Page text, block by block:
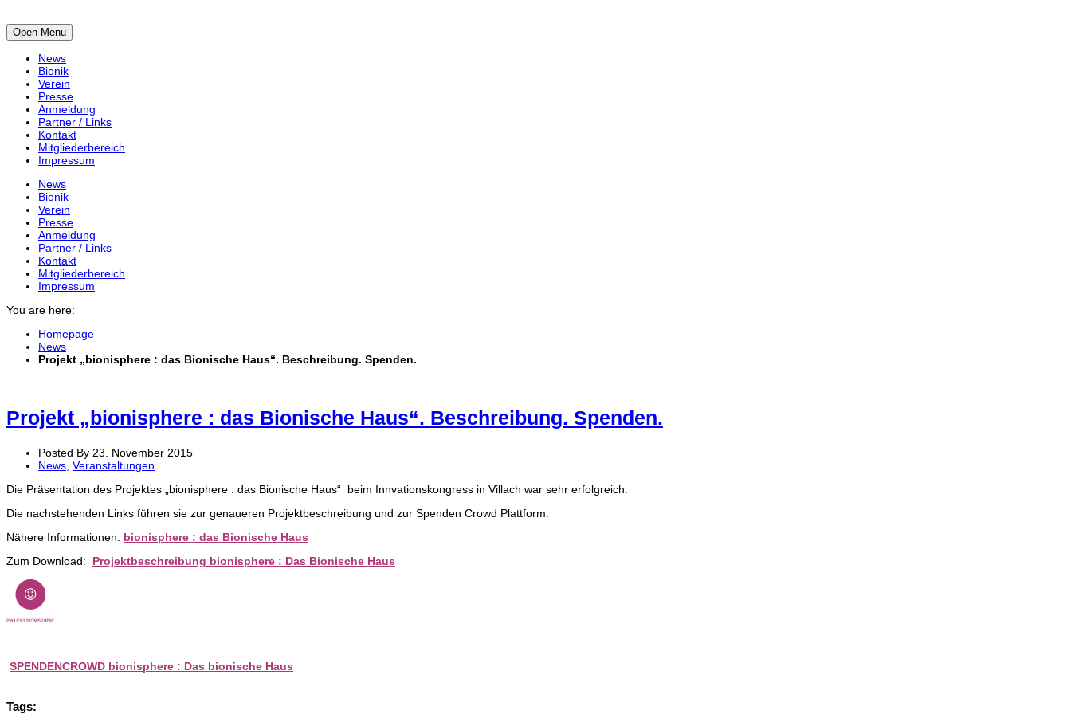
Open Menu
News
Bionik
Verein
Presse
Anmeldung
Partner / Links
Kontakt
Mitgliederbereich
Impressum
News
Bionik
Verein
Presse
Anmeldung
Partner / Links
Kontakt
Mitgliederbereich
Impressum
You are here:
Homepage
News
Projekt „bionisphere : das Bionische Haus“. Beschreibung. Spenden.
Projekt „bionisphere : das Bionische Haus“. Beschreibung. Spenden.
Posted By 23. November 2015
News Veranstaltungen
Die Präsentation des Projektes „bionisphere : das Bionische Haus“ beim Innvationskongress in Villach war sehr erfolgreich.
Die nachstehenden Links führen sie zur genaueren Projektbeschreibung und zur Spenden Crowd Plattform.
Nähere Informationen: bionisphere : das Bionische Haus
Zum Download: Projektbeschreibung bionisphere : Das Bionische Haus
SPENDENCROWD bionisphere : Das bionische Haus
Tags: